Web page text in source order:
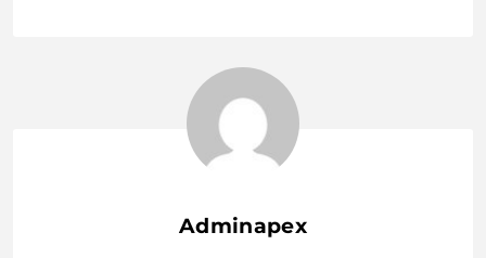
Adminapex